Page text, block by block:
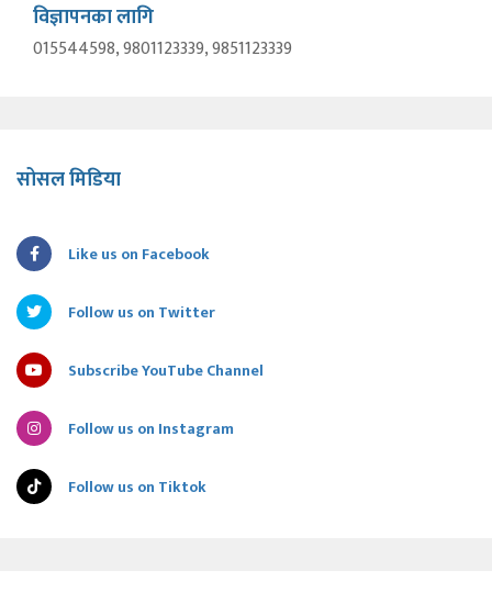
विज्ञापनका लागि
015544598, 9801123339, 9851123339
सोसल मिडिया
Like us on Facebook
Follow us on Twitter
Subscribe YouTube Channel
Follow us on Instagram
Follow us on Tiktok